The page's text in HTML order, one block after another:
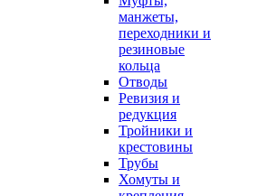
манжеты,
переходники и
резиновые
кольца
Отводы
Ревизия и
редукция
Тройники и
крестовины
Трубы
Хомуты и